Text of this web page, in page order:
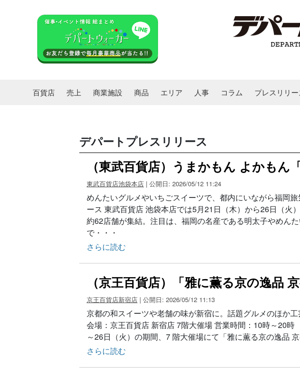
百貨店 売上 商業施設 商品 エリア 人事 コラム プレスリリー
デパートプレスリリース
（東武百貨店）うまかもん よかも
東武百貨店池袋本店 | 公開日: 2026/05/12 11:24
めんたいグルメやいちごスイーツで、都内にいながら福岡
ース 東武百貨店 池袋本店では5月21日（木）から26日（火
約62店舗が集結。注目は、福岡の名産である明太子やめん
で・・・
さらに読む
（京王百貨店）「雅に薫る京の逸品
京王百貨店新宿店 | 公開日: 2026/05/12 11:13
京都の和スイーツや老舗の味が新宿に。話題グルメのほか
会場：京王百貨店 新宿店 7階大催場 営業時間：10時～20時
～26日（火）の期間、7 階大催場にて「雅に薫る京の逸品
さらに読む